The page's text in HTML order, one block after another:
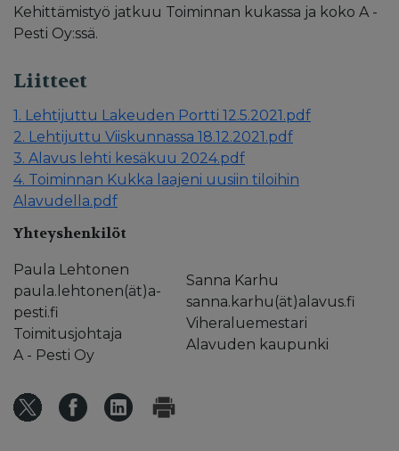
Kehittämistyö jatkuu Toiminnan kukassa ja koko A -
Pesti Oy:ssä.
Liitteet
1. Lehtijuttu Lakeuden Portti 12.5.2021.pdf
2. Lehtijuttu Viiskunnassa 18.12.2021.pdf
3. Alavus lehti kesäkuu 2024.pdf
4. Toiminnan Kukka laajeni uusiin tiloihin
Alavudella.pdf
Yhteyshenkilöt
Paula Lehtonen
paula.lehtonen(ät)a-
pesti.fi
Toimitusjohtaja
A - Pesti Oy
Sanna Karhu
sanna.karhu(ät)alavus.fi
Viheraluemestari
Alavuden kaupunki